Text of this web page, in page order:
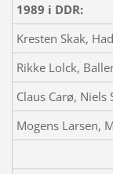
1989 i DDR:
Kresten Skak,
Rikke Lolck,
Claus Carø, Niels
Mogens Larsen,